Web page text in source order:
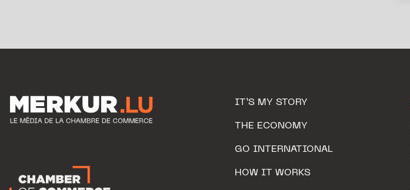
IT’S MY STORY
THE ECONOMY
GO INTERNATIONAL
HOW IT WORKS